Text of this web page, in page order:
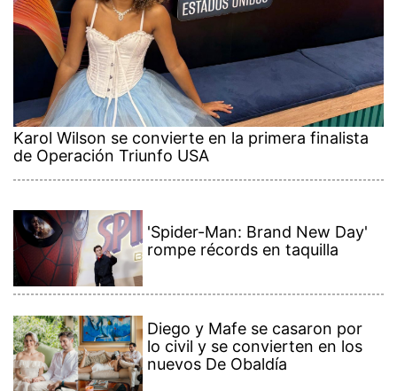
Karol Wilson se convierte en la primera finalista
de Operación Triunfo USA
'Spider-Man: Brand New Day'
rompe récords en taquilla
Diego y Mafe se casaron por
lo civil y se convierten en los
nuevos De Obaldía